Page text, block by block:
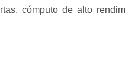
cómputo de alto